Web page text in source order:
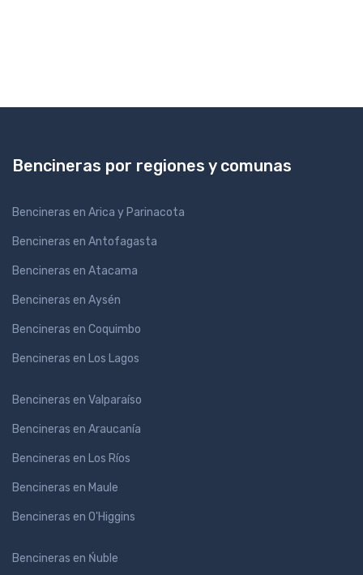
Bencineras por regiones y comunas
Bencineras en Arica y Parinacota
Bencineras en Antofagasta
Bencineras en Atacama
Bencineras en Aysén
Bencineras en Coquimbo
Bencineras en Los Lagos
Bencineras en Valparaíso
Bencineras en Araucanía
Bencineras en Los Ríos
Bencineras en Maule
Bencineras en O'Higgins
Bencineras en Ńuble